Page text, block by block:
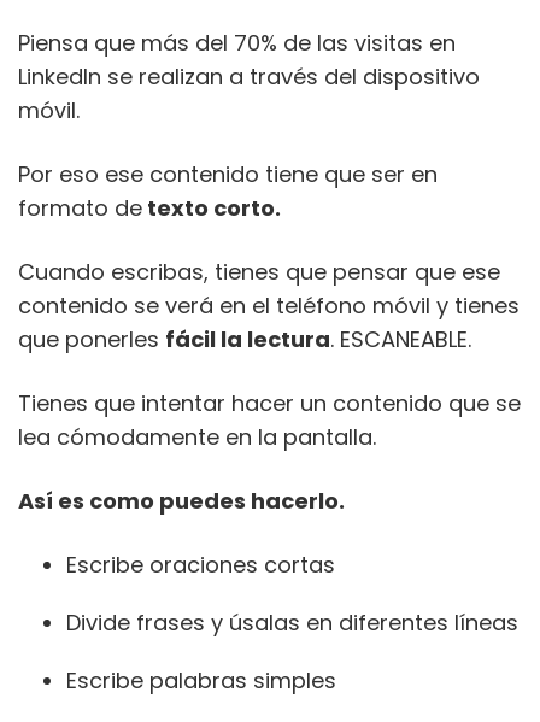
Piensa que más del 70% de las visitas en
LinkedIn se realizan a través del dispositivo
móvil.
Por eso ese contenido tiene que ser en
formato de texto corto.
Cuando escribas, tienes que pensar que ese
contenido se verá en el teléfono móvil y tienes
que ponerles fácil la lectura. ESCANEABLE.
Tienes que intentar hacer un contenido que se
lea cómodamente en la pantalla.
Así es como puedes hacerlo.
Escribe oraciones cortas
Divide frases y úsalas en diferentes líneas
Escribe palabras simples